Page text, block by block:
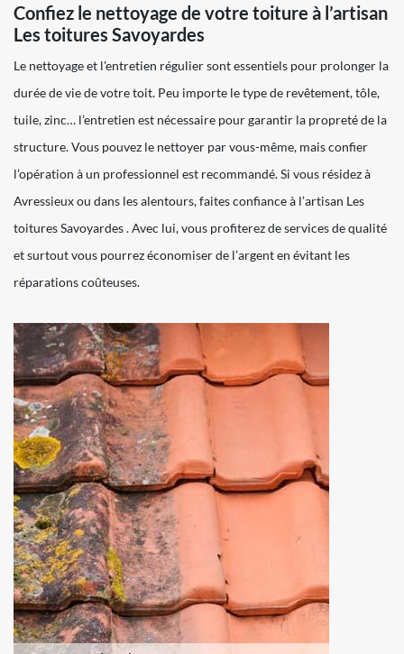
Confiez le nettoyage de votre toiture à l’artisan
Les toitures Savoyardes
Le nettoyage et l'entretien régulier sont essentiels pour prolonger la
durée de vie de votre toit. Peu importe le type de revêtement, tôle,
tuile, zinc… l’entretien est nécessaire pour garantir la propreté de la
structure. Vous pouvez le nettoyer par vous-même, mais confier
l’opération à un professionnel est recommandé. Si vous résidez à
Avressieux ou dans les alentours, faites confiance à l’artisan Les
toitures Savoyardes . Avec lui, vous profiterez de services de qualité
et surtout vous pourrez économiser de l’argent en évitant les
réparations coûteuses.